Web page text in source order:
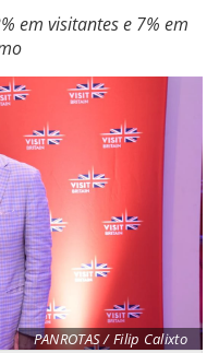
em visitantes e 7% em
PANROTAS / Filip Calixto